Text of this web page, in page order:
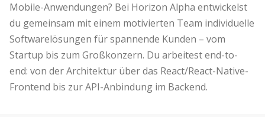
Mobile-Anwendungen? Bei Horizon Alpha entwickelst
du gemeinsam mit einem motivierten Team individuelle
Softwarelösungen für spannende Kunden – vom
Startup bis zum Großkonzern. Du arbeitest end-to-
end: von der Architektur über das React/React-Native-
Frontend bis zur API-Anbindung im Backend.